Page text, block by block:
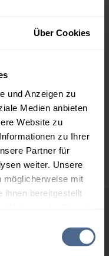
Über Cookies
und Anzeigen zu
Medien anbieten
Website zu
zu Ihrer
Partner für
weiter. Unsere
möglicherweise mit
ihnen bereitgestellt
0,00 €
158,43 €
156,91 €
156,91 €
0,00 €
Norm C 1109 in € / 100
einer Lieferstelle.